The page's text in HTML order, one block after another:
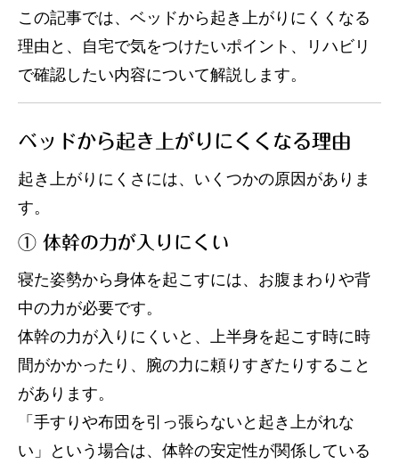
この記事では、ベッドから起き上がりにくくなる
理由と、自宅で気をつけたいポイント、リハビリ
で確認したい内容について解説します。
ベッドから起き上がりにくくなる理由
起き上がりにくさには、いくつかの原因がありま
す。
① 体幹の力が入りにくい
寝た姿勢から身体を起こすには、お腹まわりや背
中の力が必要です。
体幹の力が入りにくいと、上半身を起こす時に時
間がかかったり、腕の力に頼りすぎたりすること
があります。
「手すりや布団を引っ張らないと起き上がれな
い」という場合は、体幹の安定性が関係している